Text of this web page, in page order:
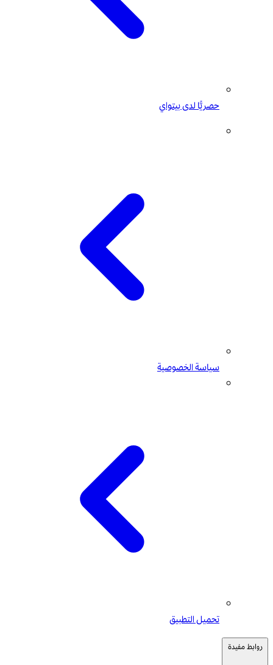
حصريًّا لدى بيتواي
سياسة الخصوصية
تحميل التطبيق
روابط مفيدة